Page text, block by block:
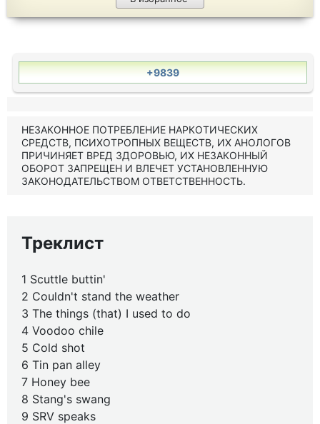
+9839
НЕЗАКОННОЕ ПОТРЕБЛЕНИЕ НАРКОТИЧЕСКИХ
СРЕДСТВ, ПСИХОТРОПНЫХ ВЕЩЕСТВ, ИХ АНОЛОГОВ
ПРИЧИНЯЕТ ВРЕД ЗДОРОВЬЮ, ИХ НЕЗАКОННЫЙ
ОБОРОТ ЗАПРЕЩЕН И ВЛЕЧЕТ УСТАНОВЛЕННУЮ
ЗАКОНОДАТЕЛЬСТВОМ ОТВЕТСТВЕННОСТЬ.
Треклист
1 Scuttle buttin'
2 Couldn't stand the weather
3 The things (that) I used to do
4 Voodoo chile
5 Cold shot
6 Tin pan alley
7 Honey bee
8 Stang's swang
9 SRV speaks